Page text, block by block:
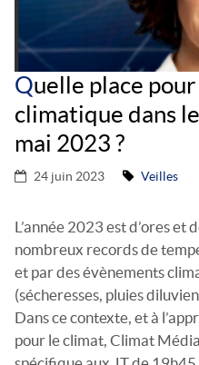
Quelle place
climatique dans
mai 2023 ?
24 juin 2023 Veilles
L’année 2023 est d’ores et
nombreux records de
et par des évènements
(sécheresses, pluies
Dans ce contexte, et à
pour le climat, Climat